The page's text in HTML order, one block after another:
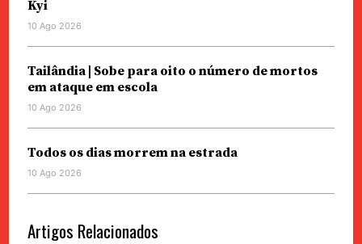
Kyi
10 Ago 2026
Tailândia | Sobe para oito o número de mortos
em ataque em escola
10 Ago 2026
Todos os dias morrem na estrada
10 Ago 2026
Artigos Relacionados